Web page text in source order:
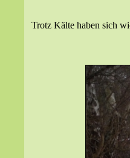
Trotz Kälte haben sich